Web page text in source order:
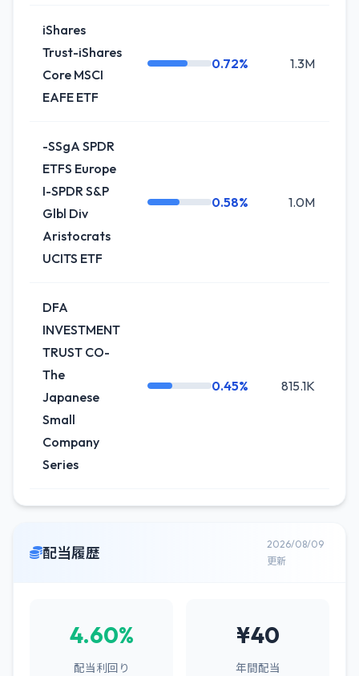
iShares
Trust-iShares
Core MSCI
EAFE ETF
0.72% 1.3M
-SSgA SPDR
ETFS Europe
I-SPDR S&P
Glbl Div
Aristocrats
UCITS ETF
0.58% 1.0M
DFA
INVESTMENT
TRUST CO-
The
Japanese
Small
Company
Series
0.45% 815.1K
配当履歴
2026/08/09
更新
4.60%
配当利回り
¥40
年間配当